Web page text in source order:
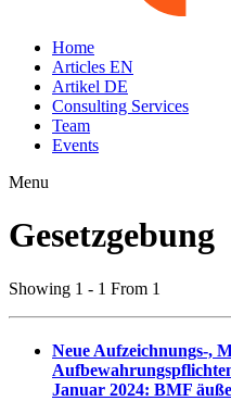
Home
Articles EN
Artikel DE
Consulting Services
Team
Events
Menu
Gesetzgebung
Showing 1 - 1 From 1
Neue Aufzeichnungs-,
Januar 2024: BMF